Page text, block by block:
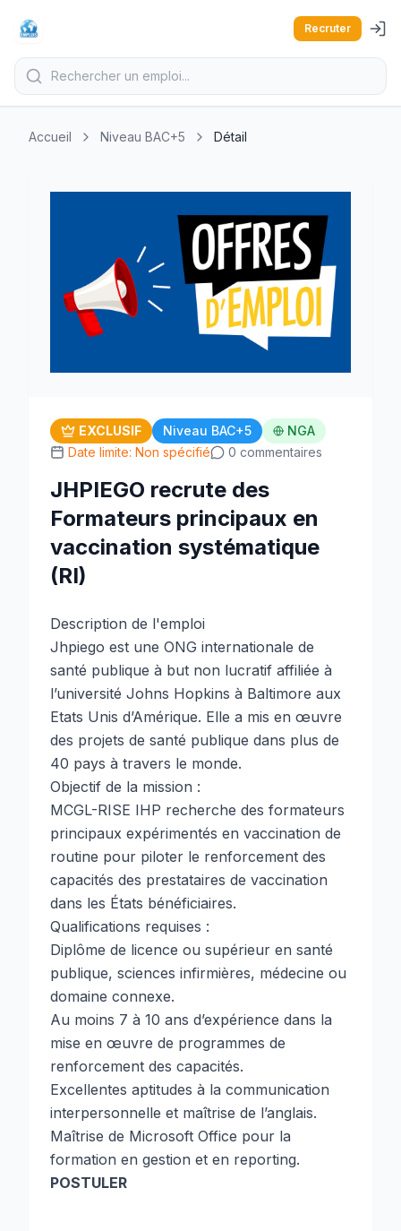
Recruter
Accueil Niveau BAC+5 Détail
EXCLUSIF Niveau BAC+5
NGA
Date limite: Non spécifié
0 commentaires
JHPIEGO recrute des
Formateurs principaux en
vaccination systématique
(RI)
Description de l'emploi
Jhpiego est une ONG internationale de
santé publique à but non lucratif affiliée à
l’université Johns Hopkins à Baltimore aux
Etats Unis d’Amérique. Elle a mis en œuvre
des projets de santé publique dans plus de
40 pays à travers le monde.
Objectif de la mission :
MCGL-RISE IHP recherche des formateurs
principaux expérimentés en vaccination de
routine pour piloter le renforcement des
capacités des prestataires de vaccination
dans les États bénéficiaires.
Qualifications requises :
Diplôme de licence ou supérieur en santé
publique, sciences infirmières, médecine ou
domaine connexe.
Au moins 7 à 10 ans d’expérience dans la
mise en œuvre de programmes de
renforcement des capacités.
Excellentes aptitudes à la communication
interpersonnelle et maîtrise de l’anglais.
Maîtrise de Microsoft Office pour la
formation en gestion et en reporting.
POSTULER